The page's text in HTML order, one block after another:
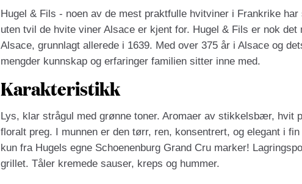
Hugel & Fils - noen av de mest praktfulle hvitviner i Frankrike
uten tvil de hvite viner Alsace er kjent for. Hugel & Fils er nok
Alsace, grunnlagt allerede i 1639. Med over 375 år i Alsace og
mengder kunnskap og erfaringer familien sitter inne med.
Karakteristikk
Lys, klar strågul med grønne toner. Aromaer av stikkelsbær, hvit
floralt preg. I munnen er den tørr, ren, konsentrert, og elegant i
kun fra Hugels egne Schoenenburg Grand Cru marker!
grillet. Tåler kremede sauser, kreps og hummer.